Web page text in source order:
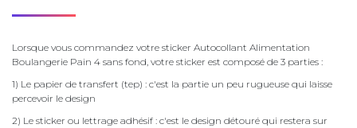
Lorsque vous commandez votre sticker Autocollant Alimentation
Boulangerie Pain 4 sans fond, votre sticker est composé de 3 parties :
1) Le papier de transfert (tep) : c'est la partie un peu rugueuse qui laisse
percevoir le design
2) Le sticker ou lettrage adhésif : c'est le design détouré qui restera sur